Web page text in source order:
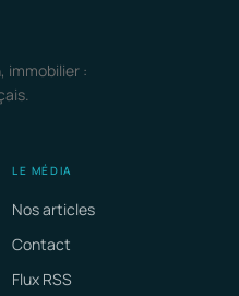
immobilier :
LE MÉDIA
Nos articles
Contact
Flux RSS